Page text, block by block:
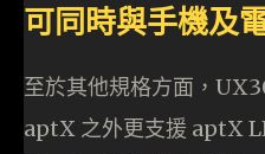
可同時與手機及
至於其他規格方面，
aptX 之外更支援 aptX